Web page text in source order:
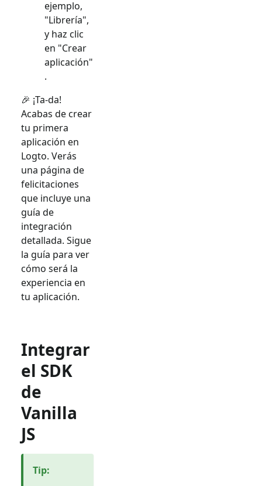
ejemplo,
"Librería",
y haz clic
en "Crear
aplicación"
.
🎉 ¡Ta-da!
Acabas de crear
tu primera
aplicación en
Logto. Verás
una página de
felicitaciones
que incluye una
guía de
integración
detallada. Sigue
la guía para ver
cómo será la
experiencia en
tu aplicación.
Integrar
el SDK
de
Vanilla
JS
Tip: